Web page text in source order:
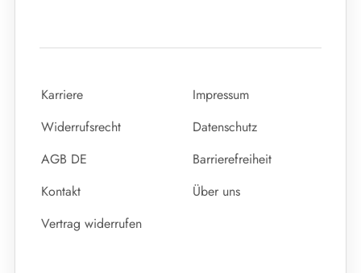
Karriere
Impressum
Widerrufsrecht
Datenschutz
AGB DE
Barrierefreiheit
Kontakt
Über uns
Vertrag widerrufen